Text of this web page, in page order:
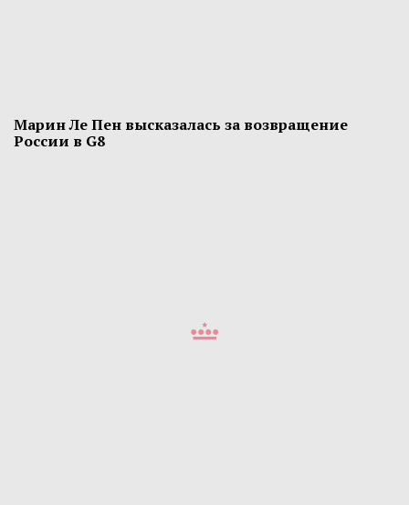
Марин Ле Пен высказалась за возвращение
России в G8